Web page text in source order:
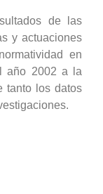
de las
y actuaciones
en
año 2002 a la
tanto los datos